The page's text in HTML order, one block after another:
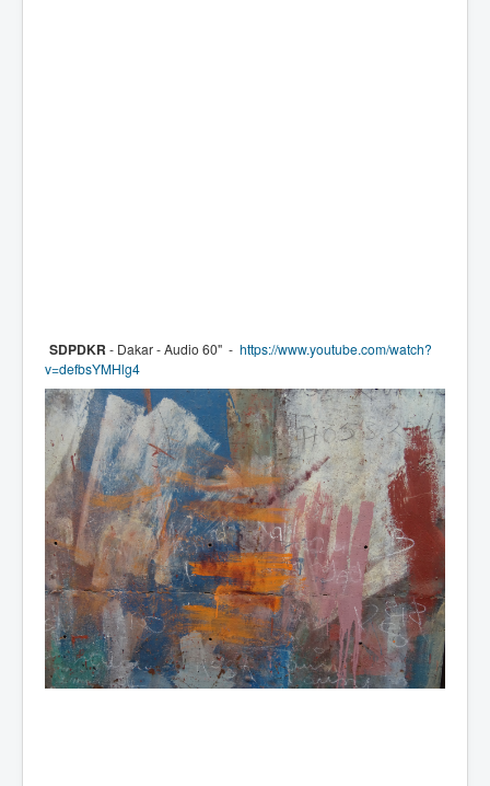
SDPDKR- Dakar - Audio 60" - https://www.youtube.com/watch?
v=defbsYMHlg4